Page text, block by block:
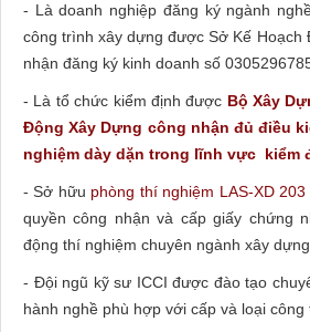
- Là doanh nghiệp đăng ký ngành
công trình xây dựng được Sở Kế Hoạch
nhận đăng ký kinh doanh số
- Là tổ chức kiểm định được Bộ Xây
Động Xây Dựng công nhận đủ điều
nghiệm dày dặn trong lĩnh vực kiểm
- Sở hữu phòng thí nghiệm LAS-XD 203
quyền công nhận và cấp giấy chứng
động thí nghiệm chuyên ngành xây
- Đội ngũ kỹ sư ICCI được đào tạo
hành nghề phù hợp với cấp và loại công